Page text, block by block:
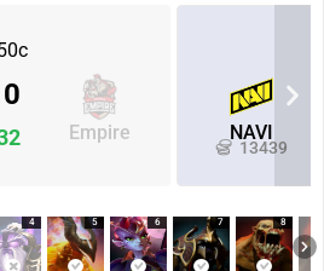
Empire
0
NAVI
13439
4 5 6 7 8